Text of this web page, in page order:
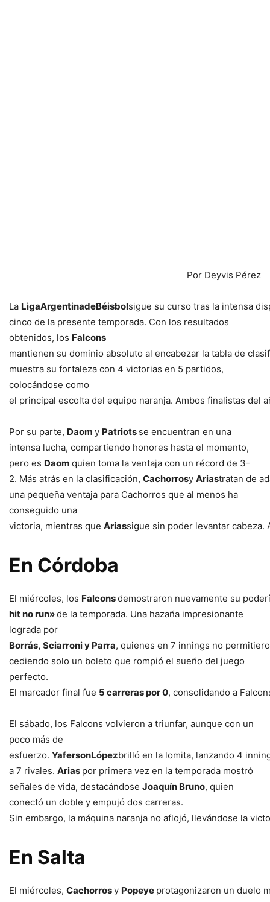
Por Deyvis Pérez
La LigaArgentinadeBéisbolsigue su curso tras la intensa
cinco de la presente temporada. Con los resultados
obtenidos, los Falcons
mantienen su dominio absoluto al encabezar la tabla de
muestra su fortaleza con 4 victorias en 5 partidos,
colocándose como
el principal escolta del equipo naranja. Ambos finalistas del
Por su parte, Daom y Patriots se encuentran en una
intensa lucha, compartiendo honores hasta el momento,
pero es Daom quien toma la ventaja con un récord de 3-
2. Más atrás en la clasificación, Cachorrosy Ariastratan de
una pequeña ventaja para Cachorros que al menos ha
conseguido una
victoria, mientras que Ariassigue sin poder levantar cabeza.
En Córdoba
El miércoles, los Falconsdemostraron nuevamente su
hit no run»de la temporada. Una hazaña impresionante
lograda por
Borrás, Sciarroni y Parra, quienes en 7 innings no
cediendo solo un boleto que rompió el sueño del juego
perfecto.
El marcador final fue 5 carreras por 0, consolidando a
El sábado, los Falcons volvieron a triunfar, aunque con un
poco más de
esfuerzo. YafersonLópezbrilló en la lomita, lanzando 4
a 7 rivales. Arias por primera vez en la temporada mostró
señales de vida, destacándose Joaquín Bruno, quien
conectó un doble y empujó dos carreras.
Sin embargo, la máquina naranja no aflojó, llevándose la
En Salta
El miércoles, Cachorrosy Popeye protagonizaron un duelo